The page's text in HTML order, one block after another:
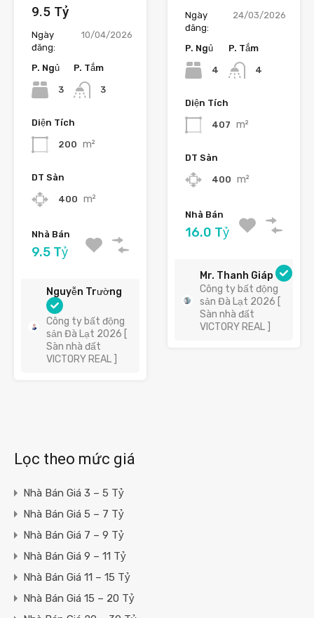
9.5 Tỷ
Ngày
đăng:
10/04/2026
P. Ngủ
3
P. Tắm
3
Diện Tích
200 m²
DT Sàn
400 m²
Nhà Bán
9.5 Tỷ
Nguyễn Trường
Công ty bất động
sản Đà Lạt 2026 [
Sàn nhà đất
VICTORY REAL ]
Ngày
đăng:
24/03/2026
P. Ngủ
4
P. Tắm
4
Diện Tích
407 m²
DT Sàn
400 m²
Nhà Bán
16.0 Tỷ
Mr. Thanh Giáp
Công ty bất động
sản Đà Lạt 2026 [
Sàn nhà đất
VICTORY REAL ]
Lọc theo mức giá
Nhà Bán Giá 3 – 5 Tỷ
Nhà Bán Giá 5 – 7 Tỷ
Nhà Bán Giá 7 – 9 Tỷ
Nhà Bán Giá 9 – 11 Tỷ
Nhà Bán Giá 11 – 15 Tỷ
Nhà Bán Giá 15 – 20 Tỷ